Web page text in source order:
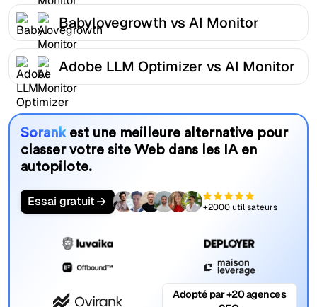
Babylovegrowth vs AI Monitor
Adobe LLM Optimizer vs AI Monitor
Sorankest une meilleure alternative pour
classer votre site Web dans les IA en
autopilote.
Essai gratuit +2000 utilisateurs
Adopté par +20 agences